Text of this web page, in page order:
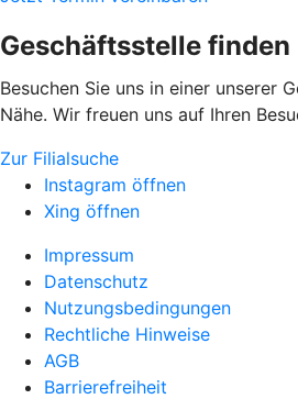
Geschäftsstelle finden
Besuchen Sie uns in einer unserer
Nähe. Wir freuen uns auf Ihren
Zur Filialsuche
Instagram öffnen
Xing öffnen
Impressum
Datenschutz
Nutzungsbedingungen
Rechtliche Hinweise
AGB
Barrierefreiheit